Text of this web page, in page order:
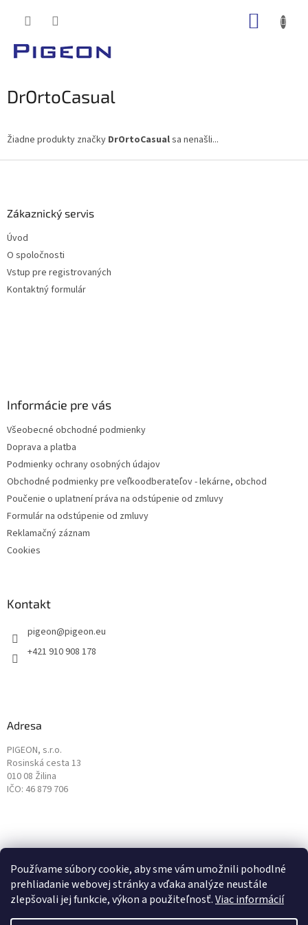
Používame súbory cookie, aby sme vám umožnili pohodlné
prehliadanie webovej stránky a vďaka analýze neustále
zlepšovali jej funkcie, výkon a použiteľnosť.Viac informácií
DrOrtoCasual
Žiadne produkty značky DrOrtoCasualsa nenašli...
Zákaznický servis
Úvod
O spoločnosti
Vstup pre registrovaných
Kontaktný formulár
Informácie pre vás
Všeobecné obchodné podmienky
Doprava a platba
Podmienky ochrany osobných údajov
Obchodné podmienky pre veľkoodberateľov - lekárne, obchod
Poučenie o uplatnení práva na odstúpenie od zmluvy
Formulár na odstúpenie od zmluvy
Reklamačný záznam
Cookies
Kontakt
pigeon@pigeon.eu
+421 910 908 178
Adresa
PIGEON, s.r.o.
Rosinská cesta 13
010 08 Žilina
IČO: 46 879 706